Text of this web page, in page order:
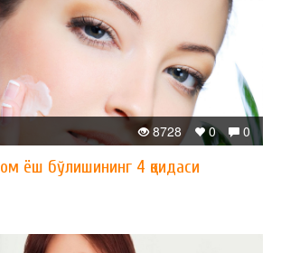
0
0
8728
ёш бўлишининг 4 қоидаси